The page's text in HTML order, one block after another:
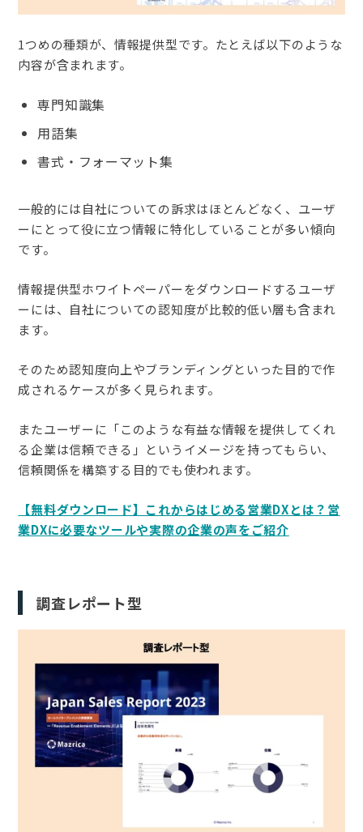
1つめの種類が、情報提供型です。たとえば以下のような
内容が含まれます。
専門知識集
用語集
書式・フォーマット集
一般的には自社についての訴求はほとんどなく、ユーザ
ーにとって役に立つ情報に特化していることが多い傾向
です。
情報提供型ホワイトペーパーをダウンロードするユーザ
ーには、自社についての認知度が比較的低い層も含まれ
ます。
そのため認知度向上やブランディングといった目的で作
成されるケースが多く見られます。
またユーザーに「このような有益な情報を提供してくれ
る企業は信頼できる」というイメージを持ってもらい、
信頼関係を構築する目的でも使われます。
【無料ダウンロード】これからはじめる営業DXとは？営
業DXに必要なツールや実際の企業の声をご紹介
調査レポート型